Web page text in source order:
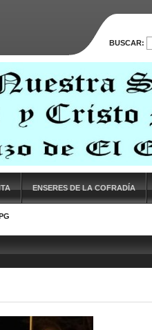
ENSERES DE LA COFRADÍA
BUSCAR: